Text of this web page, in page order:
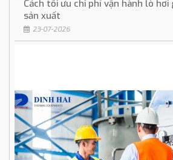
Cách tối ưu chi phí vận hành lò
sản xuất
23-07-2026